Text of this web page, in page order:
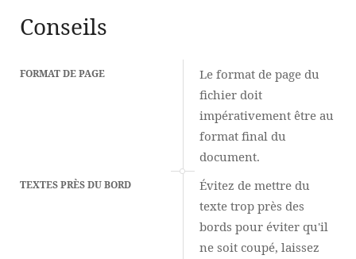
Conseils
FORMAT DE PAGE
Le format de page du
fichier doit
impérativement être au
format final du
document.
TEXTES PRÈS DU BORD
Évitez de mettre du
texte trop près des
bords pour éviter qu'il
ne soit coupé, laissez